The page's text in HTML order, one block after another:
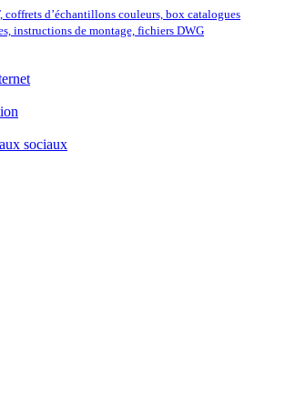
coffrets d’échantillons couleurs, box catalogues
instructions de montage, fichiers DWG
sociaux